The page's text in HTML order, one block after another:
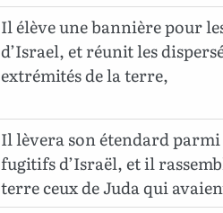
Il élève une bannière pour
d’Israel, et réunit les
extrémités de la terre,
Il lèvera son étendard
fugitifs d’Israël, et il
terre ceux de Juda qui